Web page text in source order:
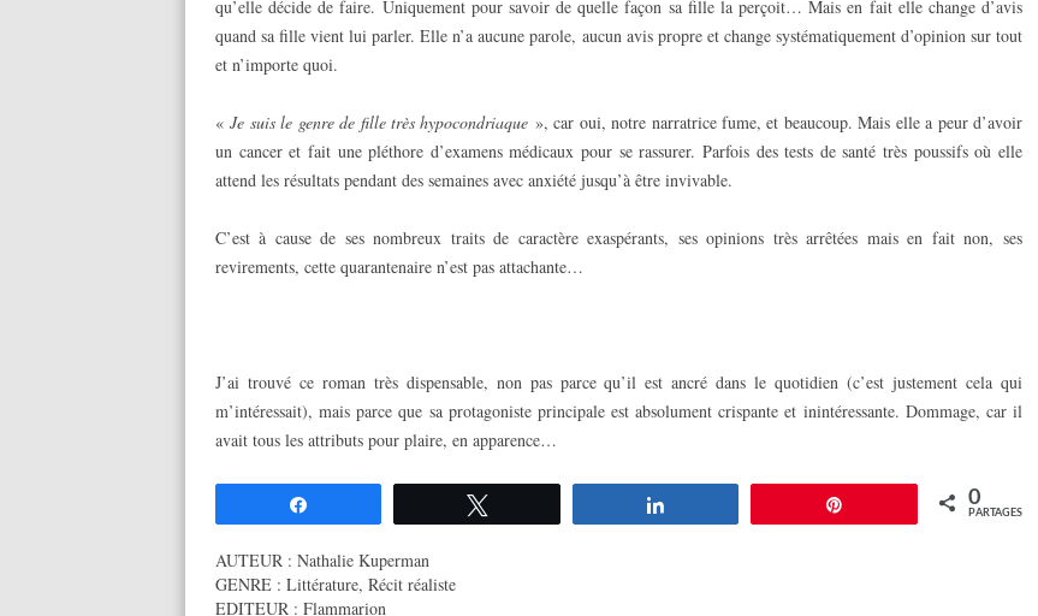
qu’elle décide de faire. Uniquement pour savoir de quelle façon sa fille la perçoit… Mais en fait elle change d’avis
quand sa fille vient lui parler. Elle n’a aucune parole, aucun avis propre et change systématiquement d’opinion sur tout
et n’importe quoi.
«Je suis le genre de fille très hypocondriaque », car oui, notre narratrice fume, et beaucoup. Mais elle a peur d’avoir
un cancer et fait une pléthore d’examens médicaux pour se rassurer. Parfois des tests de santé très poussifs où elle
attend les résultats pendant des semaines avec anxiété jusqu’à être invivable.
C’est à cause de ses nombreux traits de caractère exaspérants, ses opinions très arrêtées mais en fait non, ses
revirements, cette quarantenaire n’est pas attachante…
J’ai trouvé ce roman très dispensable, non pas parce qu’il est ancré dans le quotidien (c’est justement cela qui
m’intéressait), mais parce que sa protagoniste principale est absolument crispante et inintéressante. Dommage, car il
avait tous les attributs pour plaire, en apparence…
0
PARTAGES
AUTEUR : Nathalie Kuperman
GENRE : Littérature, Récit réaliste
EDITEUR : Flammarion